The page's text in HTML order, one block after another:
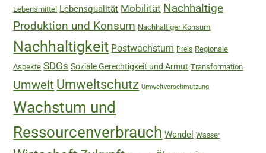
Lebensmittel Lebensqualität Mobilität Nachhaltige
Produktion und Konsum Nachhaltiger Konsum
Nachhaltigkeit Postwachstum Preis Regionale
Aspekte SDGs Soziale Gerechtigkeit und Armut Transformation
Umwelt Umweltschutz Umweltverschmutzung
Wachstum und
Ressourcenverbrauch Wandel Wasser